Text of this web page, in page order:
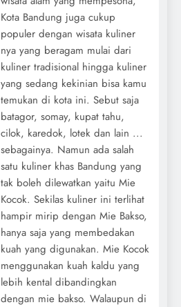
Kota Bandung juga cukup
populer dengan wisata kuliner
nya yang beragam mulai dari
kuliner tradisional hingga kuliner
yang sedang kekinian bisa kamu
temukan di kota ini. Sebut saja
batagor, somay, kupat tahu,
cilok, karedok, lotek dan lain ...
sebagainya. Namun ada salah
satu kuliner khas Bandung yang
tak boleh dilewatkan yaitu Mie
Kocok. Sekilas kuliner ini terlihat
hampir mirip dengan Mie Bakso,
hanya saja yang membedakan
kuah yang digunakan. Mie Kocok
menggunakan kuah kaldu yang
lebih kental dibandingkan
dengan mie bakso. Walaupun di